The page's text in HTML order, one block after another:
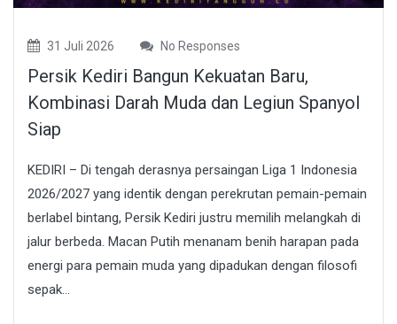
31 Juli 2026 No Responses
Persik Kediri Bangun Kekuatan Baru,
Kombinasi Darah Muda dan Legiun Spanyol
Siap
KEDIRI – Di tengah derasnya persaingan Liga 1 Indonesia
2026/2027 yang identik dengan perekrutan pemain-pemain
berlabel bintang, Persik Kediri justru memilih melangkah di
jalur berbeda. Macan Putih menanam benih harapan pada
energi para pemain muda yang dipadukan dengan filosofi
sepak...